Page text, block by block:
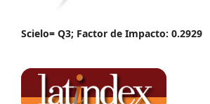
Scielo= Q3; Factor de Impacto: 0.2929